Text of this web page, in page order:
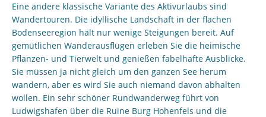
Eine andere klassische Variante des Aktivurlaubs sind
Wandertouren. Die idyllische Landschaft in der flachen
Bodenseeregion hält nur wenige Steigungen bereit. Auf
gemütlichen Wanderausflügen erleben Sie die heimische
Pflanzen- und Tierwelt und genießen fabelhafte Ausblicke.
Sie müssen ja nicht gleich um den ganzen See herum
wandern, aber es wird Sie auch niemand davon abhalten
wollen. Ein sehr schöner Rundwanderweg führt von
Ludwigshafen über die Ruine Burg Hohenfels und die